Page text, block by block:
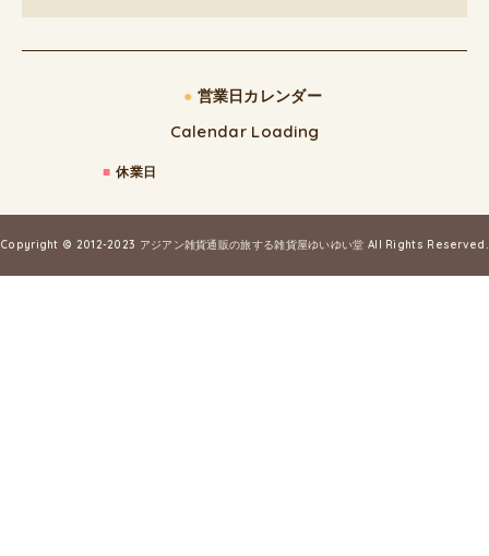
● 営業日カレンダー
Calendar Loading
■ 休業日
Copyright © 2012-2023 アジアン雑貨通販の旅する雑貨屋ゆいゆい堂 All Rights Reserved.